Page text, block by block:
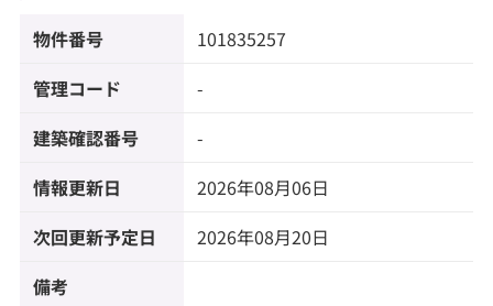
物件番号 101835257
管理コード -
建築確認番号 -
情報更新日 2026年08月06日
次回更新予定日 2026年08月20日
備考